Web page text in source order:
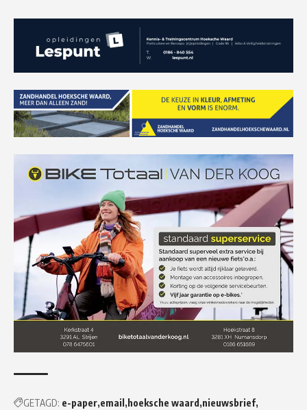
GETAGD: e-paper email hoeksche waard nieuwsbrief